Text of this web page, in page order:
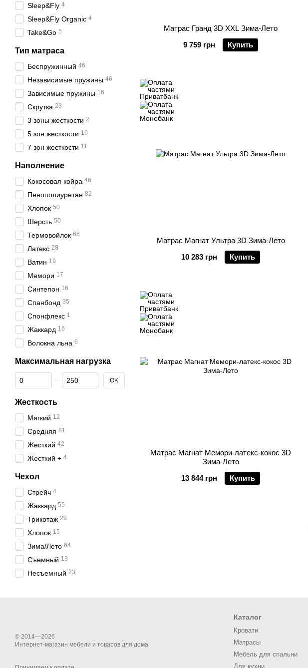
Матрас Гранд 3D XXL Зима-Лето
9 759 грн
Купить
Матрас Магнат Ультра 3D Зима-Лето
10 283 грн
Купить
Матрас Магнат Мемори-латекс-кокос 3D
Зима-Лето
13 844 грн
Купить
Sleep&Fly 4
Sleep&Fly Organic 4
Take&Go 5
Тип матраса
Беспружинный 46
Независимые пружины 46
Зависимые пружины 16
Скрутка 23
3 зоны жесткости 2
5 зон жесткости 10
7 зон жесткости 11
Наполнение
Кокосовая койра 46
Пенополиуретан 82
Хлопок 50
Шерсть 50
Термовойлок 66
Латекс 28
Ватин 19
Мемори 17
Синтепон 16
Спанбонд 35
Спонфлекс 1
Жаккард 16
Волокна льна 6
Максимальная нагрузка
От Максимальная нагрузка
До Максимальная нагрузка OK
Жесткость
Мягкий 12
Средняя 81
Жесткий 42
Жесткий + 4
Чехол
Стрейч 4
Жаккард 55
Трикотаж 29
Хлопок 15
Зима/Лето 64
Съемный 13
Несъемный 23
© 2014—2026
Интернет-магазин мебели и товаров для дома
Каталог
Кровати
Матрасы
Мебель для спальни
Для кухни